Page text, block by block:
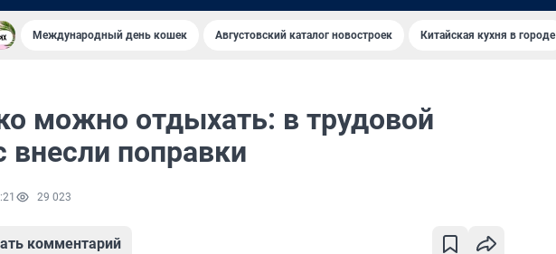
Международный день кошек Августовский каталог новостроек Китайская кухня в городе
можно отдыхать: в трудовой
внесли поправки
29 023
комментарий